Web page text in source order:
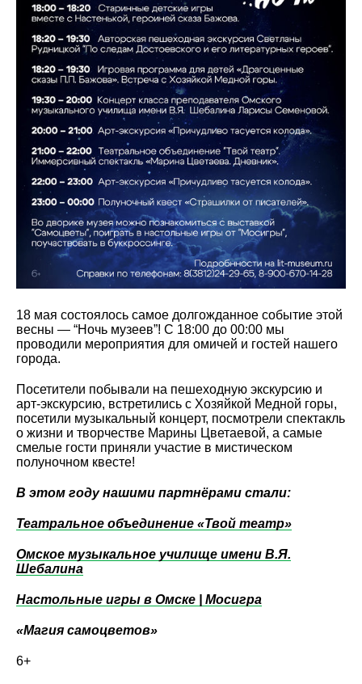
18 мая состоялось самое долгожданное событие этой
весны — “Ночь музеев”! С 18:00 до 00:00 мы
проводили мероприятия для омичей и гостей нашего
города.
Посетители побывали на пешеходную экскурсию и
арт-экскурсию, встретились с Хозяйкой Медной горы,
посетили музыкальный концерт, посмотрели спектакль
о жизни и творчестве Марины Цветаевой, а самые
смелые гости приняли участие в мистическом
полуночном квесте!
В этом году нашими партнёрами стали:
Театральное объединение «Твой театр»
Омское музыкальное училище имени В.Я.
Шебалина
Настольные игры в Омске | Мосигра
«Магия самоцветов»
6+